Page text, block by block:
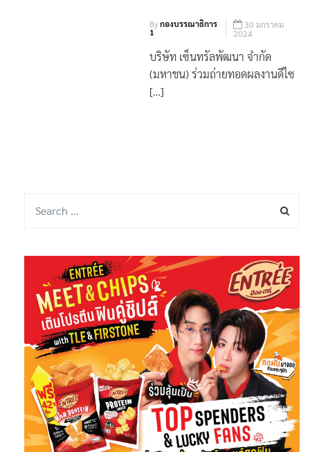
Byกองบรรณาธิการ
1
30 มกราคม
2024
บริษัท เซ็นทรัลพัฒนา จำกัด
(มหาชน) ร่วมถ่ายทอดผลงานดีไซ
[…]